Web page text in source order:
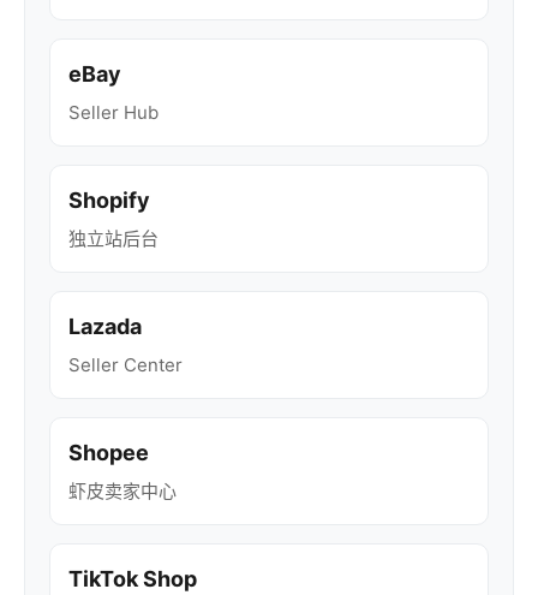
eBay
Seller Hub
Shopify
独立站后台
Lazada
Seller Center
Shopee
虾皮卖家中心
TikTok Shop